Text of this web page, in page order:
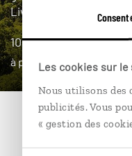
Les cookies sur
Nous utilisons des
publicités. Vous
« gestion des
Livingstone, Tikal...
10 jours / 8 nuits
à partir de 3000€